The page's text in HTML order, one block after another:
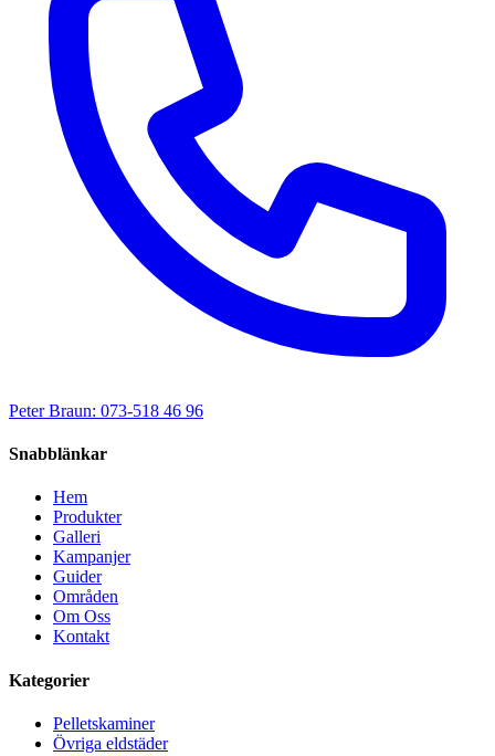
Peter Braun: 073-518 46 96
Snabblänkar
Hem
Produkter
Galleri
Kampanjer
Guider
Områden
Om Oss
Kontakt
Kategorier
Pelletskaminer
Övriga eldstäder